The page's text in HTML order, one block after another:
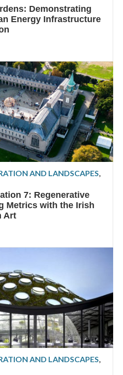
Demonstrating
Energy Infrastructure
AND LANDSCAPES,
7: Regenerative
Metrics with the Irish
Art
AND LANDSCAPES,